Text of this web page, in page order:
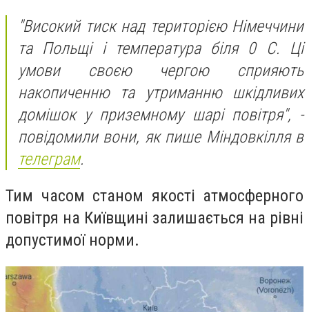
"‎Високий тиск над територією Німеччини
та Польщі і температура біля 0 С. Ці
умови своєю чергою сприяють
накопиченню та утриманню шкідливих
домішок у приземному шарі повітря"‎, -
повідомили вони, як пише Міндовкілля в
телеграм.
Тим часом станом якості атмосферного
повітря на Київщині залишається на рівні
допустимої норми.